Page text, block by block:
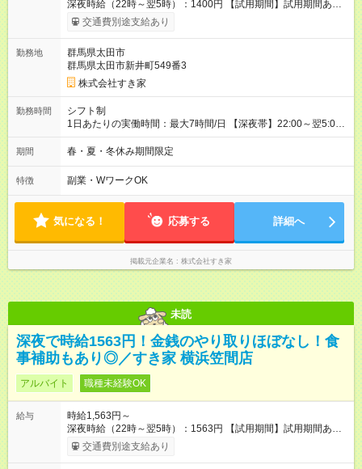
深夜時給（22時～翌5時）：1400円 【試用期間】試用期間あり
試用期間の長さ：1ヶ月 雇用形態、給与は本採用時と同じです。
試用期間の実態は30日（※条件変更なし）ですが、切り上げで
同時給）
交通費別途支給あり
勤務地
群馬県太田市
群馬県太田市新井町549番3
株式会社すき家
勤務時間
シフト制
1日あたりの実働時間：最大7時間/日 【深夜帯】22:00～翌5:00
週2日～・1日2h～OK◎ ※22:00から翌5:00までは18歳以上の方
のみ勤務可能です（18歳未満の深夜業務禁止のため） ★深夜で
す。 必ず、2名以上での勤務を行いますので、安心して働けま
す。
期間 春・夏・冬休み期間限定
特徴 副業・WワークOK
気になる！ 応募する 詳細へ
掲載元企業名 株式会社すき家
未読
深夜で時給1563円！金銭のやり取りほぼなし！食
事補助もあり◎／すき家 横浜笠間店
アルバイト 職種未経験OK
給与
時給1,563円～
深夜時給（22時～翌5時）：1563円 【試用期間】試用期間あり
試用期間の長さ：1ヶ月 雇用形態、給与は本採用時と同じです。
試用期間の実態は30日（※条件変更なし）ですが、切り上げで
交通費別途支給あり